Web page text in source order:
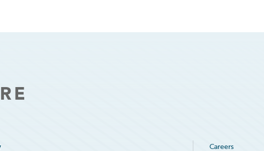
Careers